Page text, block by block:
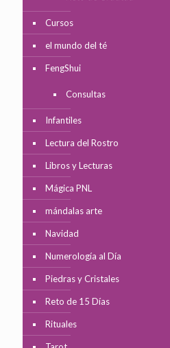
Cursos
el mundo del té
FengShui
Consultas
Infantiles
Lectura del Rostro
Libros y Lecturas
Mágica PNL
mándalas arte
Navidad
Numerología al Día
Piedras y Cristales
Reto de 15 Días
Rituales